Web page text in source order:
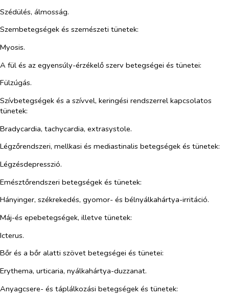
Szédülés, álmosság.
Szembetegségek és szemészeti tünetek:
Myosis.
A fül és az egyensúly-érzékelő szerv betegségei és tünetei:
Fülzúgás.
Szívbetegségek és a szívvel, keringési rendszerrel kapcsolatos
tünetek:
Bradycardia, tachycardia, extrasystole.
Légzőrendszeri, mellkasi és mediastinalis betegségek és tünetek:
Légzésdepresszió.
Emésztőrendszeri betegségek és tünetek:
Hányinger, székrekedés, gyomor- és bélnyálkahártya-irritáció.
Máj-és epebetegségek, illetve tünetek:
Icterus.
Bőr és a bőr alatti szövet betegségei és tünetei:
Erythema, urticaria, nyálkahártya-duzzanat.
Anyagcsere- és táplálkozási betegségek és tünetek: